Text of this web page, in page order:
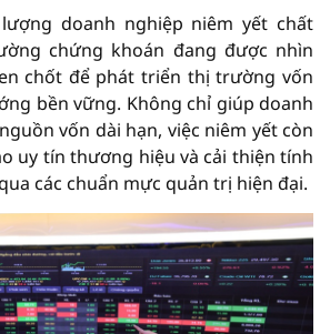
doanh nghiệp niêm yết chất
chứng khoán đang được nhìn
chốt để phát triển thị trường vốn
bền vững. Không chỉ giúp doanh
vốn dài hạn, việc niêm yết còn
uy tín thương hiệu và cải thiện tính
các chuẩn mực quản trị hiện đại.